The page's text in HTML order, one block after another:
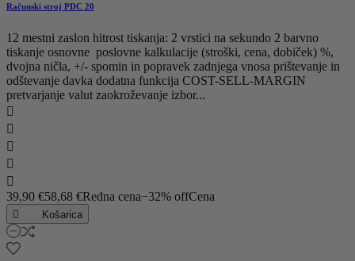
Računski stroj PDC 20
12 mestni zaslon hitrost tiskanja: 2 vrstici na sekundo 2 barvno
tiskanje osnovne poslovne kalkulacije (stroški, cena, dobiček) %,
dvojna ničla, +/- spomin in popravek zadnjega vnosa prištevanje in
odštevanje davka dodatna funkcija COST-SELL-MARGIN
pretvarjanje valut zaokroževanje izbor...





39,90 €58,68 €Redna cena−32% offCena
 Košarica